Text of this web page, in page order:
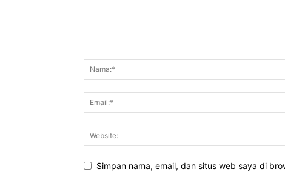
Simpan nama, email, dan situs web saya di